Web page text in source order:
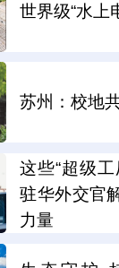
世界级“水上
苏州：校地
这些“超级工
驻华外交官
力量